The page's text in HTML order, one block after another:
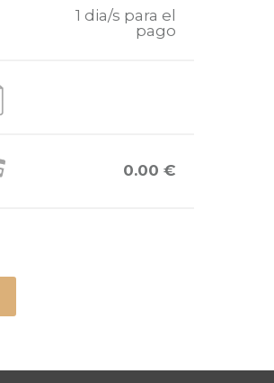
1 dia/s para el
pago
0.00 €